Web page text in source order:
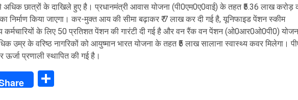
छात्रों के दाखिले हुए है। प्रधानमंत्री आवास योजना (पी0एम0ए0वाई) के तहत ₹5.36 लाख करोड़
निर्माण किया जाएगा। कर-मुक्त आय की सीमा बढ़ाकर ₹ 7 लाख कर दी गई है, यूनिफाइड पेंशन स्कीम
के लिए 50 प्रतिशत पेंशन की गारंटी दी गई है और वन रैंक वन पेंशन (ओ0आर0ओ0पी0)
उम्र के वरिष्ठ नागरिकों को आयुष्मान भारत योजना के तहत ₹5 लाख सालाना स्वास्थ्य कवर मिलेगा।
प्रणाली स्थापित की गई है।